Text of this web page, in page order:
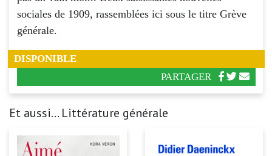
sociales de 1909, rassemblées ici sous le titre Grève
générale.
DISPONIBLE
PARTAGER
Et aussi... Littérature générale